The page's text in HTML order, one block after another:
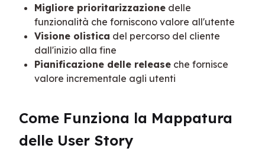
Migliore prioritarizzazione delle
funzionalità che forniscono valore all'utente
Visione olistica del percorso del cliente
dall'inizio alla fine
Pianificazione delle release che fornisce
valore incrementale agli utenti
Come Funziona la Mappatura
delle User Story